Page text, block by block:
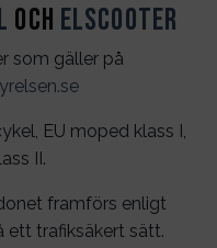
och Elscooter
som gäller på
EU moped klass I,
II.
framförs enligt
ett trafiksäkert sätt.